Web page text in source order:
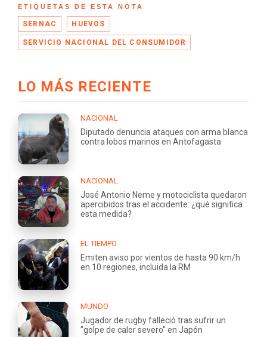
ETIQUETAS DE ESTA NOTA
SERNAC HUEVOS
SERVICIO NACIONAL DEL CONSUMIDOR
LO MÁS RECIENTE
NACIONAL
Diputado denuncia ataques con arma blanca
contra lobos marinos en Antofagasta
NACIONAL
José Antonio Neme y motociclista quedaron
apercibidos tras el accidente: ¿qué significa
esta medida?
EL TIEMPO
Emiten aviso por vientos de hasta 90 km/h
en 10 regiones, incluida la RM
MUNDO
Jugador de rugby falleció tras sufrir un
"golpe de calor severo" en Japón